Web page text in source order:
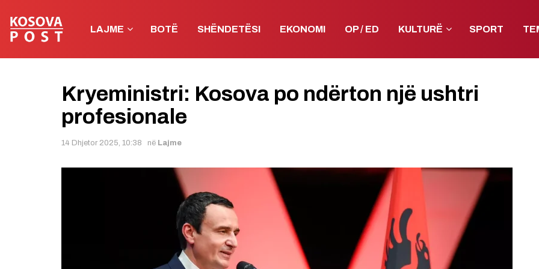
LAJME BOTË SHËNDETËSI EKONOMI OP / ED KULTURË SPORT
Kryeministri: Kosova po ndërton një ushtri
profesionale
14 Dhjetor 2025, 10:38 në Lajme